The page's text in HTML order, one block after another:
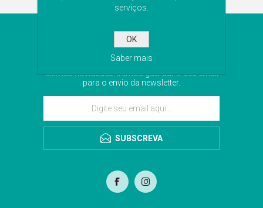
NEWSLETTER
Subscreva a nossa newsletter para receber as
últimas novidades. Iremos guardar o seu email
para o envio da newsletter.
SUBSCREVA
serviços.
OK
Saber mais